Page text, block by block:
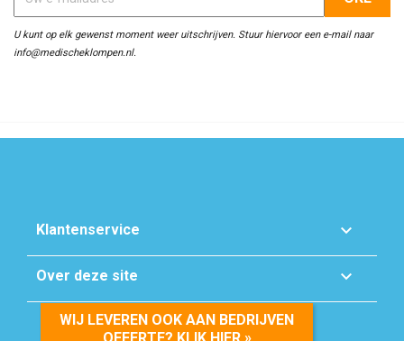
U kunt op elk gewenst moment weer uitschrijven. Stuur hiervoor een e-mail naar
info@medischeklompen.nl.
Klantenservice 
Over deze site 
WIJ LEVEREN OOK AAN BEDRIJVEN